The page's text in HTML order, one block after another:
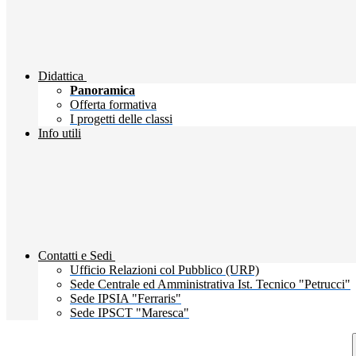
Didattica
Panoramica
Offerta formativa
I progetti delle classi
Info utili
Contatti e Sedi
Ufficio Relazioni col Pubblico (URP)
Sede Centrale ed Amministrativa Ist. Tecnico "Petrucci"
Sede IPSIA "Ferraris"
Sede IPSCT "Maresca"